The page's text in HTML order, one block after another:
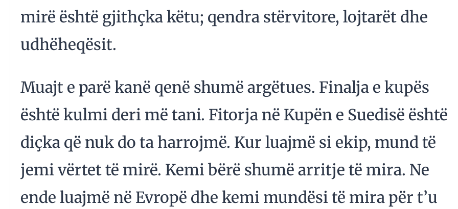
mirë është gjithçka këtu; qendra stërvitore, lojtarët dhe
udhëheqësit.
Muajt e parë kanë qenë shumë argëtues. Finalja e kupës
është kulmi deri më tani. Fitorja në Kupën e Suedisë është
diçka që nuk do ta harrojmë. Kur luajmë si ekip, mund të
jemi vërtet të mirë. Kemi bërë shumë arritje të mira. Ne
ende luajmë në Evropë dhe kemi mundësi të mira për t’u